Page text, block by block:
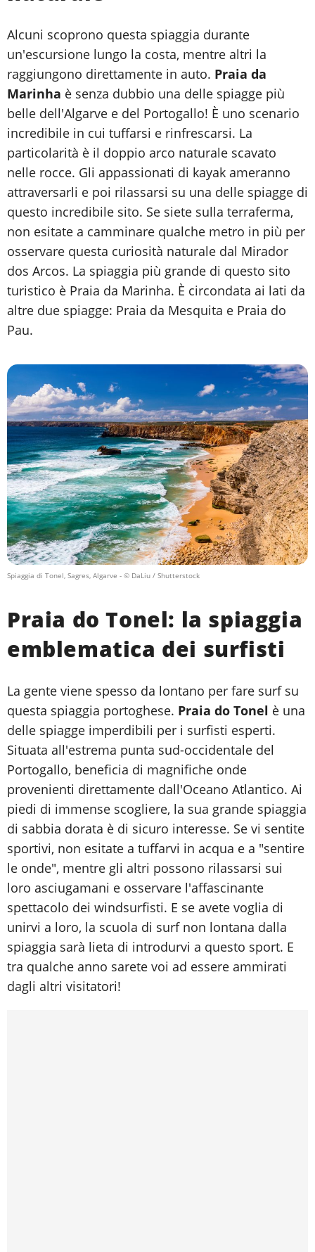
Alcuni scoprono questa spiaggia durante
un'escursione lungo la costa, mentre altri la
raggiungono direttamente in auto. Praia da
Marinha è senza dubbio una delle spiagge più
belle dell'Algarve e del Portogallo! È uno scenario
incredibile in cui tuffarsi e rinfrescarsi. La
particolarità è il doppio arco naturale scavato
nelle rocce. Gli appassionati di kayak ameranno
attraversarli e poi rilassarsi su una delle spiagge di
questo incredibile sito. Se siete sulla terraferma,
non esitate a camminare qualche metro in più per
osservare questa curiosità naturale dal Mirador
dos Arcos. La spiaggia più grande di questo sito
turistico è Praia da Marinha. È circondata ai lati da
altre due spiagge: Praia da Mesquita e Praia do
Pau.
Spiaggia di Tonel, Sagres, Algarve - © DaLiu / Shutterstock
Praia do Tonel: la spiaggia
emblematica dei surfisti
La gente viene spesso da lontano per fare surf su
questa spiaggia portoghese. Praia do Tonel è una
delle spiagge imperdibili per i surfisti esperti.
Situata all'estrema punta sud-occidentale del
Portogallo, beneficia di magnifiche onde
provenienti direttamente dall'Oceano Atlantico. Ai
piedi di immense scogliere, la sua grande spiaggia
di sabbia dorata è di sicuro interesse. Se vi sentite
sportivi, non esitate a tuffarvi in acqua e a "sentire
le onde", mentre gli altri possono rilassarsi sui
loro asciugamani e osservare l'affascinante
spettacolo dei windsurfisti. E se avete voglia di
unirvi a loro, la scuola di surf non lontana dalla
spiaggia sarà lieta di introdurvi a questo sport. E
tra qualche anno sarete voi ad essere ammirati
dagli altri visitatori!